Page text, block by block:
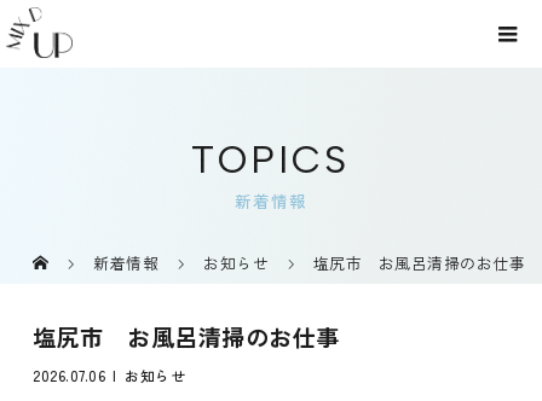
TOPICS
新着情報
新着情報 お知らせ 塩尻市 お風呂清掃のお仕事
塩尻市 お風呂清掃のお仕事
2026.07.06 お知らせ